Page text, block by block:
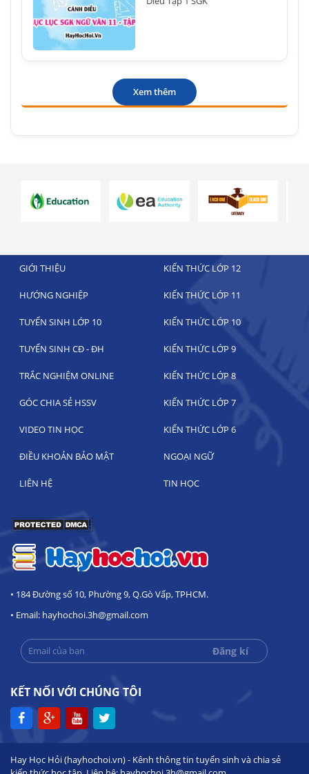
Xem thêm
GIỚI THIỆU KIẾN THỨC LỚP 12
HƯỚNG NGHIỆP KIẾN THỨC LỚP 11
TUYỂN SINH LỚP 10 KIẾN THỨC LỚP 10
TUYỂN SINH CĐ - ĐH KIẾN THỨC LỚP 9
TRẮC NGHIỆM ONLINE KIẾN THỨC LỚP 8
GÓC CHIA SẺ HSSV KIẾN THỨC LỚP 7
VIDEO TIN HỌC KIẾN THỨC LỚP 6
ĐIỀU KHOẢN BẢO MẬT NGOẠI NGỮ
LIÊN HỆ TIN HỌC
• 184 Đường số 10, Phường 9, Q.Gò Vấp, TPHCM.
• Email: hayhochoi.3h@gmail.com
KẾT NỐI VỚI CHÚNG TÔI
Hay Học Hỏi (hayhochoi.vn) - Kênh thông tin tuyển sinh và chia sẻ